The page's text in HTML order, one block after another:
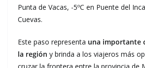
Punta de Vacas, -5ºC en Puente del
Cuevas.
Este paso representa una importante
la región y brinda a los viajeros más